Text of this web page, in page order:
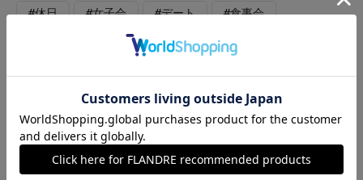
#休日 #女子会 #デート #食事会
#イージーケア
#フェミニン #新作 #エレガンス
#骨格ストレート #骨格ウェーブ
#骨格ナチュラル #レイヤード #カーディガン